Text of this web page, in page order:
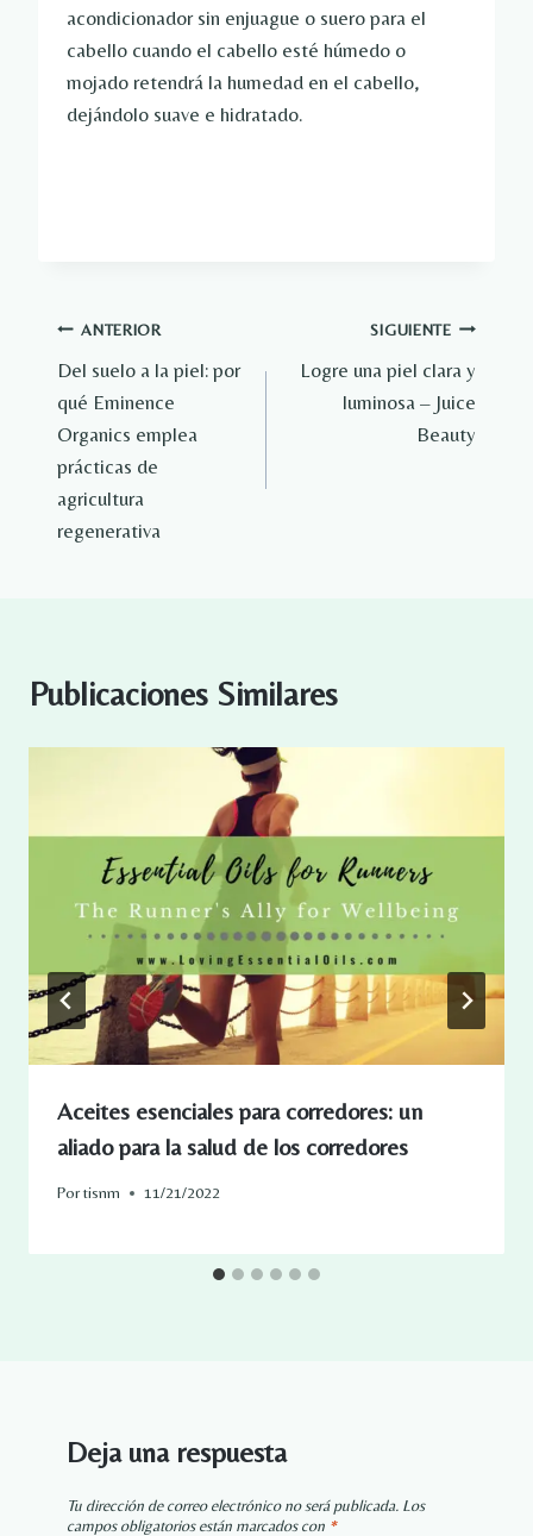
acondicionador sin enjuague o suero para el
cabello cuando el cabello esté húmedo o
mojado retendrá la humedad en el cabello,
dejándolo suave e hidratado.
Navegación
de
entradas
ANTERIOR
Del suelo a la piel: por
qué Eminence
Organics emplea
prácticas de
agricultura
regenerativa
SIGUIENTE
Logre una piel clara y
luminosa – Juice
Beauty
Publicaciones Similares
Aceites esenciales para corredores: un
aliado para la salud de los corredores
Portisnm 11/21/2022
Deja una respuesta
Tu dirección de correo electrónico no será publicada. Los
campos obligatorios están marcados con *